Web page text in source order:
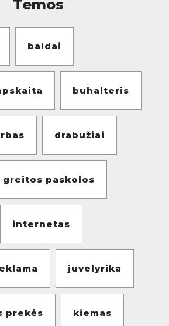
Temos
baldai
buhalteris
drabužiai
greitos paskolos
internetas
juvelyrika
prekės kiemas